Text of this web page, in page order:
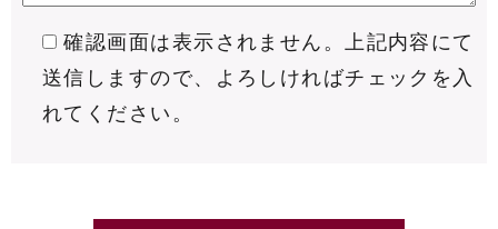
確認画面は表示されません。上記内容にて
送信しますので、よろしければチェックを入
れてください。